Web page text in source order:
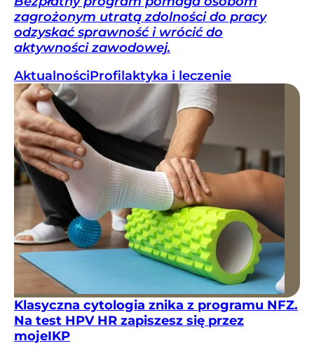
zagrożonym utratą zdolności do pracy
odzyskać sprawność i wrócić do
aktywności zawodowej.
AktualnościProfilaktyka i leczenie
Klasyczna cytologia znika z programu NFZ.
Na test HPV HR zapiszesz się przez
mojeIKP